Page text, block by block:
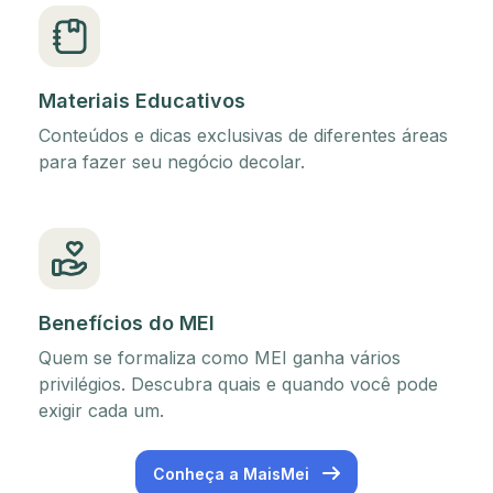
Materiais Educativos
Conteúdos e dicas exclusivas de diferentes áreas
para fazer seu negócio decolar.
Benefícios do MEI
Quem se formaliza como MEI ganha vários
privilégios. Descubra quais e quando você pode
exigir cada um.
Conheça a MaisMei